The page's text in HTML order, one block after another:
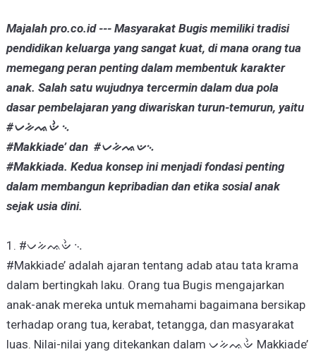
Majalah pro.co.id --- Masyarakat Bugis memiliki tradisi
pendidikan keluarga yang sangat kuat, di mana orang tua
memegang peran penting dalam membentuk karakter
anak. Salah satu wujudnya tercermin dalam dua pola
dasar pembelajaran yang diwariskan turun-temurun, yaitu
#ᨆᨀᨗᨕᨉᨛ ᨞
#Makkiade’ dan #ᨆᨀᨗᨕᨉ᨞
#Makkiada. Kedua konsep ini menjadi fondasi penting
dalam membangun kepribadian dan etika sosial anak
sejak usia dini.
1. #ᨆᨀᨗᨕᨉᨛ ᨞
#Makkiade’ adalah ajaran tentang adab atau tata krama
dalam bertingkah laku. Orang tua Bugis mengajarkan
anak-anak mereka untuk memahami bagaimana bersikap
terhadap orang tua, kerabat, tetangga, dan masyarakat
luas. Nilai-nilai yang ditekankan dalam ᨆᨀᨗᨕᨉᨛ Makkiade’